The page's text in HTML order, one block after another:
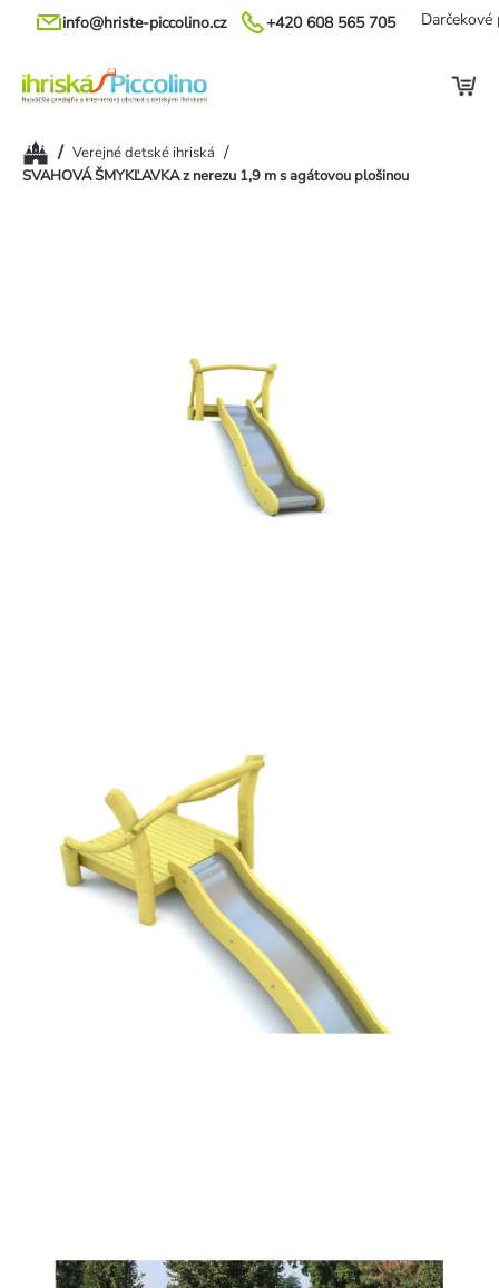
Prejsť
+420 608 565 705
info@hriste-piccolino.cz Darčekové
Domov
/ Verejné detské ihriská /
SVAHOVÁ ŠMYKĽAVKA z nerezu 1,9 m s agátovou plošinou